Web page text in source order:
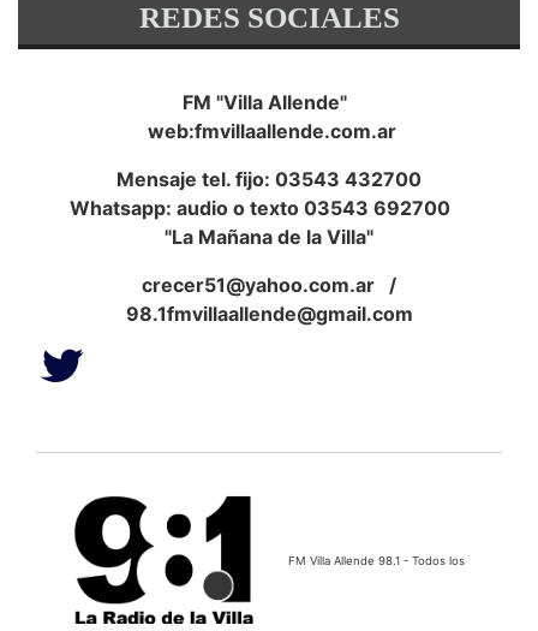
REDES SOCIALES
FM "Villa Allende"
web:fmvillaallende.com.ar
Mensaje tel. fijo: 03543 432700
Whatsapp: audio o texto 03543 692700
"La Mañana de la Villa"
crecer51@yahoo.com.ar /
98.1fmvillaallende@gmail.com
FM Villa Allende 98.1 - Todos los